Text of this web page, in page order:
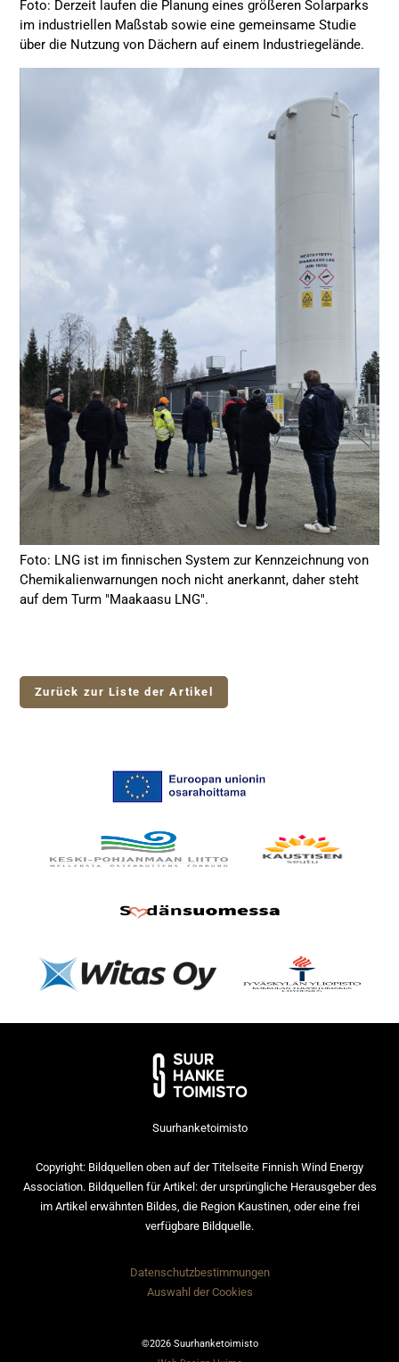
Foto: Derzeit laufen die Planung eines größeren Solarparks
im industriellen Maßstab sowie eine gemeinsame Studie
über die Nutzung von Dächern auf einem Industriegelände.
Foto: LNG ist im finnischen System zur Kennzeichnung von
Chemikalienwarnungen noch nicht anerkannt, daher steht
auf dem Turm "Maakaasu LNG".
Zurück zur Liste der Artikel
Suurhanketoimisto
Copyright: Bildquellen oben auf der Titelseite Finnish Wind Energy
Association. Bildquellen für Artikel: der ursprüngliche Herausgeber des
im Artikel erwähnten Bildes, die Region Kaustinen, oder eine frei
verfügbare Bildquelle.
Datenschutzbestimmungen
Auswahl der Cookies
©2026 Suurhanketoimisto